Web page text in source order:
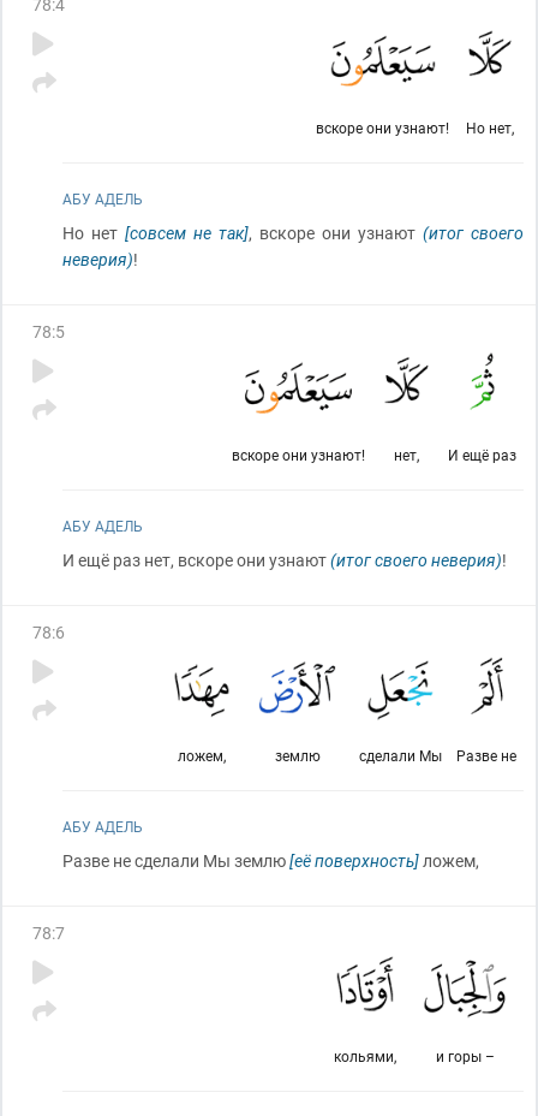
Но нет,
вскоре они узнают!
АБУ АДЕЛЬ
Но нет [совсем не так], вскоре они узнают (итог своего
неверия)!
78:5
И ещё раз
нет,
вскоре они узнают!
АБУ АДЕЛЬ
И ещё раз нет, вскоре они узнают(итог своего неверия)!
78:6
Разве не
сделали Мы
землю
ложем,
АБУ АДЕЛЬ
Разве не сделали Мы землю[её поверхность]ложем,
78:7
и горы –
кольями,